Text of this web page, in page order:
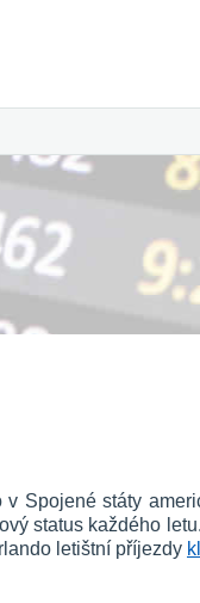
Spojené státy
status každého
letištní příjezdy